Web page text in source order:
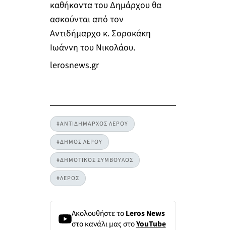
καθήκοντα του Δημάρχου θα
ασκούνται από τον
Αντιδήμαρχο κ. Σοροκάκη
Ιωάννη του Νικολάου.
lerosnews.gr
#ΑΝΤΙΔΗΜΑΡΧΟΣ ΛΕΡΟΥ
#ΔΗΜΟΣ ΛΕΡΟΥ
#ΔΗΜΟΤΙΚΟΣ ΣΥΜΒΟΥΛΟΣ
#ΛΕΡΟΣ
Ακολουθήστε τοLeros News
στο κανάλι μας στοYouTube